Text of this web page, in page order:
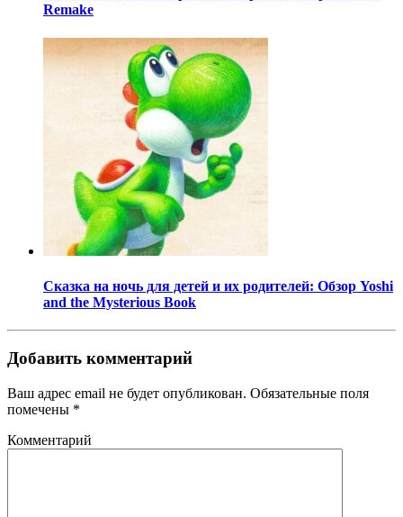
Remake
Сказка на ночь для детей и их родителей: Обзор Yoshi
and the Mysterious Book
Добавить комментарий
Ваш адрес email не будет опубликован. Обязательные поля
помечены *
Комментарий